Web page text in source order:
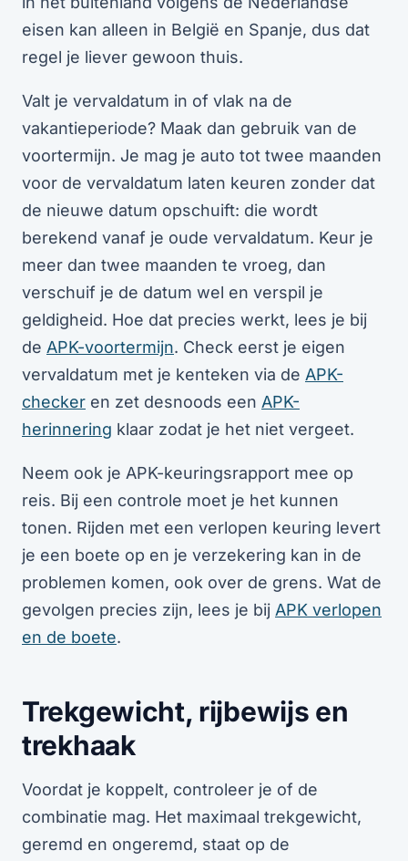
eisen kan alleen in België en Spanje, dus dat
regel je liever gewoon thuis.
Valt je vervaldatum in of vlak na de
vakantieperiode? Maak dan gebruik van de
voortermijn. Je mag je auto tot twee maanden
voor de vervaldatum laten keuren zonder dat
de nieuwe datum opschuift: die wordt
berekend vanaf je oude vervaldatum. Keur je
meer dan twee maanden te vroeg, dan
verschuif je de datum wel en verspil je
geldigheid. Hoe dat precies werkt, lees je bij
de APK-voortermijn. Check eerst je eigen
vervaldatum met je kenteken via de APK-
checker en zet desnoods een APK-
herinnering klaar zodat je het niet vergeet.
Neem ook je APK-keuringsrapport mee op
reis. Bij een controle moet je het kunnen
tonen. Rijden met een verlopen keuring levert
je een boete op en je verzekering kan in de
problemen komen, ook over de grens. Wat de
gevolgen precies zijn, lees je bij APK verlopen
en de boete.
Trekgewicht, rijbewijs en
trekhaak
Voordat je koppelt, controleer je of de
combinatie mag. Het maximaal trekgewicht,
geremd en ongeremd, staat op de